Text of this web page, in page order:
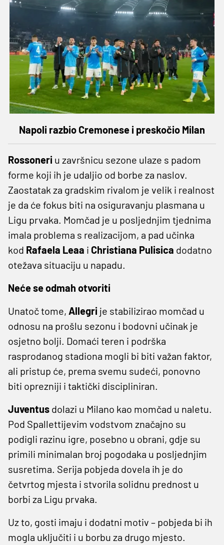
Napoli razbio Cremonese i preskočio Milan
Rossoneri u završnicu sezone ulaze s padom
forme koji ih je udaljio od borbe za naslov.
Zaostatak za gradskim rivalom je velik i realnost
je da će fokus biti na osiguravanju plasmana u
Ligu prvaka. Momčad je u posljednjim tjednima
imala problema s realizacijom, a pad učinka
kod Rafaela Leaa i Christiana Pulisica dodatno
otežava situaciju u napadu.
Neće se odmah otvoriti
Unatoč tome, Allegri je stabilizirao momčad u
odnosu na prošlu sezonu i bodovni učinak je
osjetno bolji. Domaći teren i podrška
rasprodanog stadiona mogli bi biti važan faktor,
ali pristup će, prema svemu sudeći, ponovno
biti oprezniji i taktički discipliniran.
Juventus dolazi u Milano kao momčad u naletu.
Pod Spallettijevim vodstvom značajno su
podigli razinu igre, posebno u obrani, gdje su
primili minimalan broj pogodaka u posljednjim
susretima. Serija pobjeda dovela ih je do
četvrtog mjesta i stvorila solidnu prednost u
borbi za Ligu prvaka.
Uz to, gosti imaju i dodatni motiv – pobjeda bi ih
mogla uključiti i u borbu za drugo mjesto.